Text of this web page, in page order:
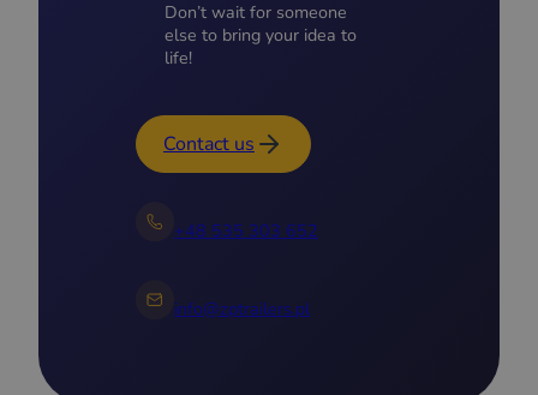
Don’t wait for someone
else to bring your idea to
life!
Contact us
+48 535 303 652
info@zptrailers.pl